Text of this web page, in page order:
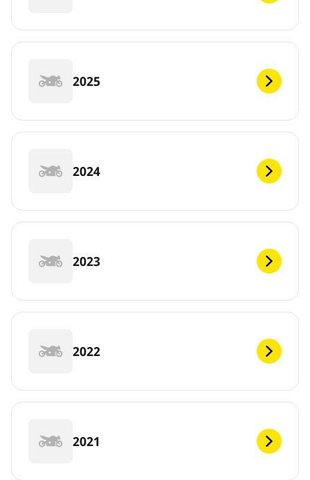
2025
2024
2023
2022
2021